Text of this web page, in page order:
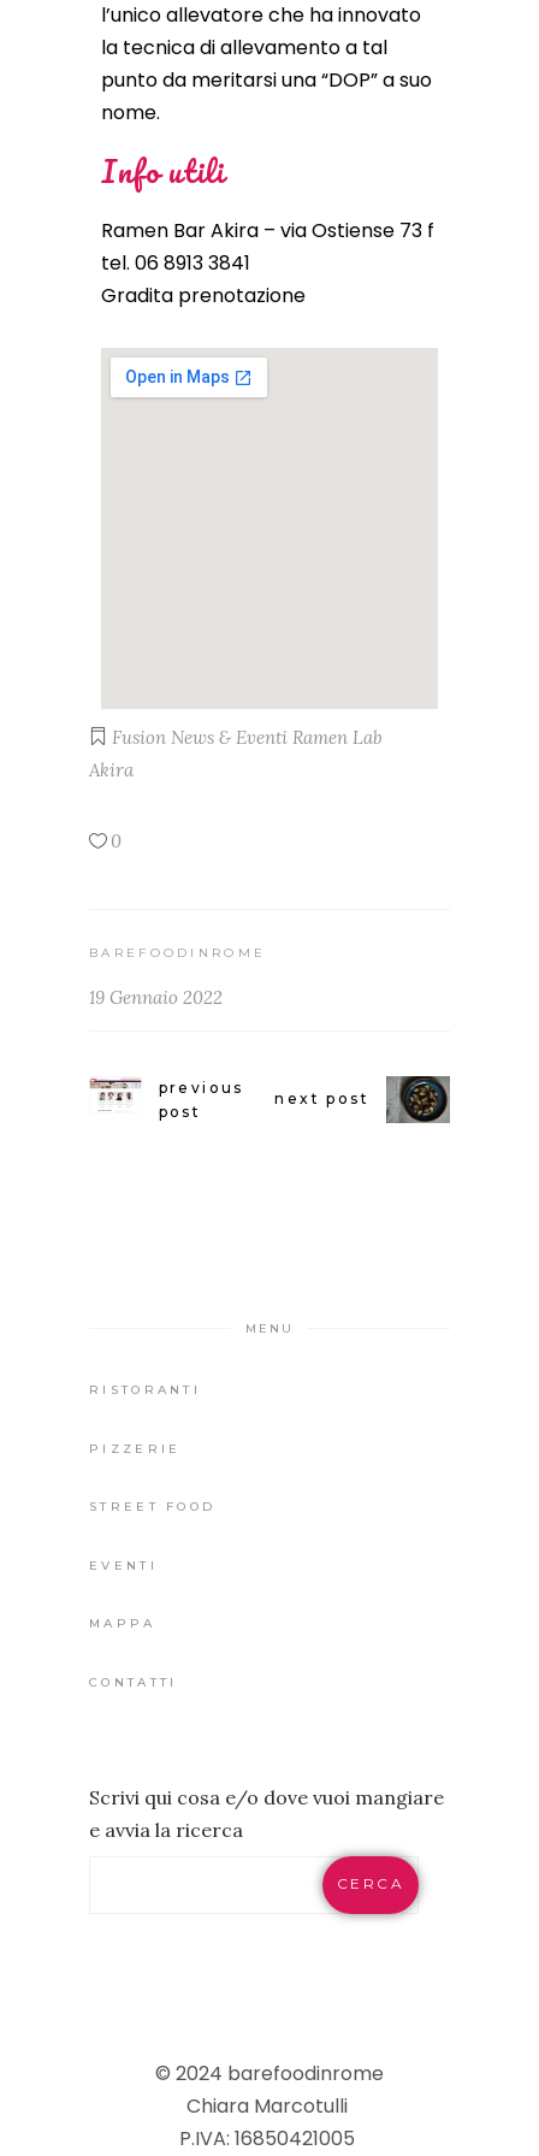
l’unico allevatore che ha innovato
la tecnica di allevamento a tal
punto da meritarsi una “DOP” a suo
nome.
Info utili
Ramen Bar Akira – via Ostiense 73 f
tel. 06 8913 3841
Gradita prenotazione
Fusion News & Eventi Ramen Lab
Akira
0
BAREFOODINROME
19 Gennaio 2022
previous
post
next post
MENU
RISTORANTI
PIZZERIE
STREET FOOD
EVENTI
MAPPA
CONTATTI
Scrivi qui cosa e/o dove vuoi mangiare
e avvia la ricerca
CERCA
© 2024 barefoodinrome
Chiara Marcotulli
P.IVA: 16850421005